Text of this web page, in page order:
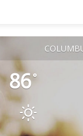
86°